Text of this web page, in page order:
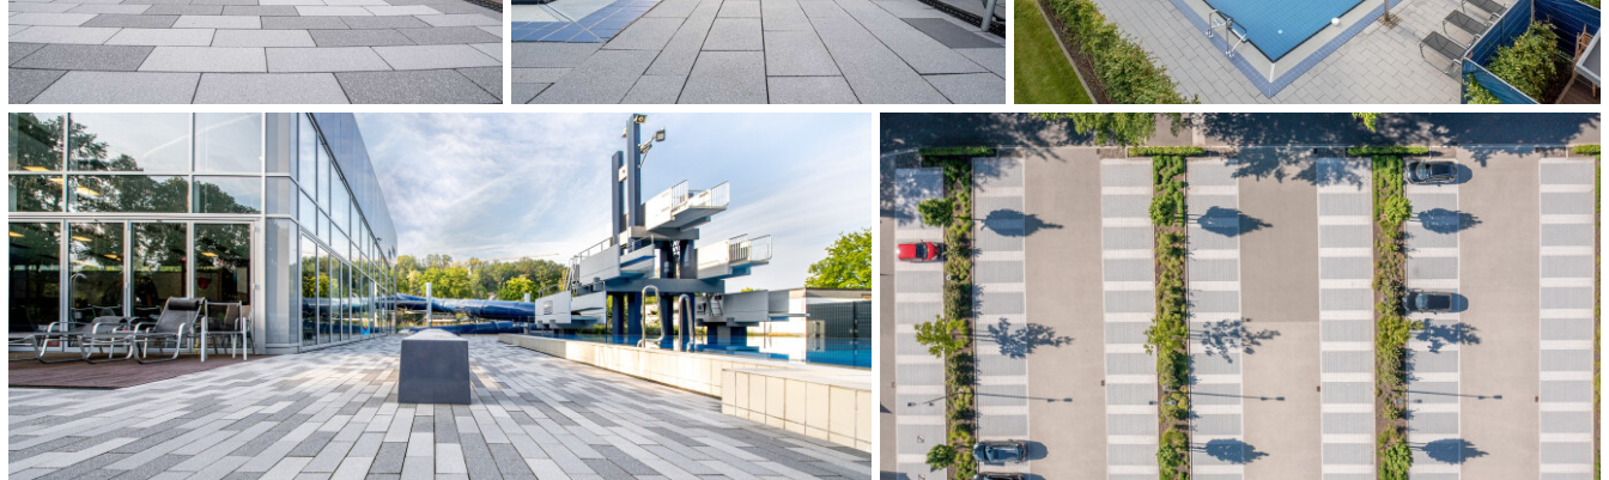
37,5 x 12,5 x 8 cm
LANDSCHAPSARCHITECT:
GREENBOX Landschaftsarchitekten, Köln
OPDRACHTGEVER:
Stadt Wiehl
HOEVEELHEID:
1.100 m²
OPLEVERING: